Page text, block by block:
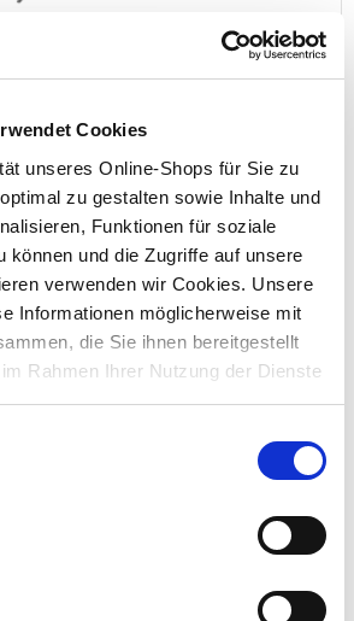
Cookies
unseres Online-Shops für Sie zu
zu gestalten sowie Inhalte und
Funktionen für soziale
können und die Zugriffe auf unsere
verwenden wir Cookies. Unsere
Informationen möglicherweise mit
die Sie ihnen bereitgestellt
Rahmen Ihrer Nutzung der Dienste
nur im
Markt
M22 - 110 mm